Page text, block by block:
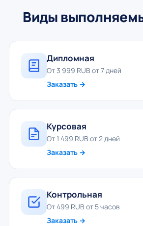
Виды
Дипломная
От 3 999 RUB от 7 дней
Заказать →
Курсовая
От 1 499 RUB от 2 дней
Заказать →
Контрольная
От 499 RUB от 5 часов
Заказать →